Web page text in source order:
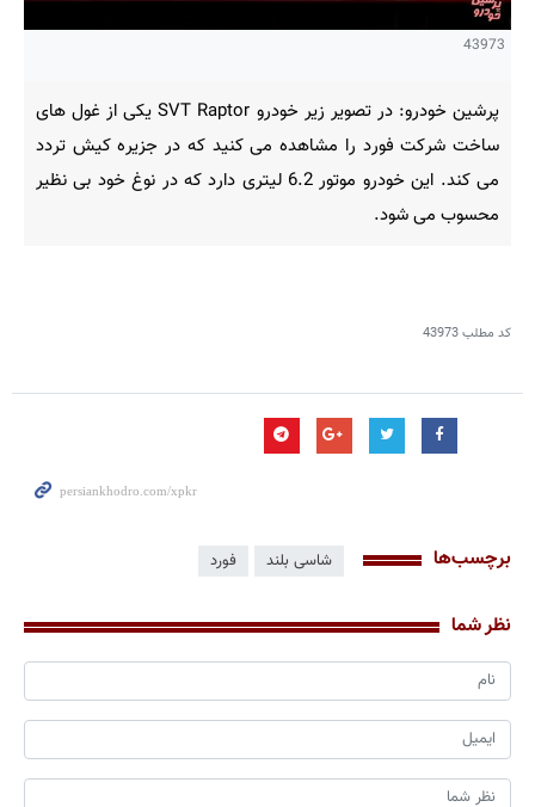
43973
پرشین خودرو: در تصویر زیر خودرو SVT Raptor یکی از غول های
ساخت شرکت فورد را مشاهده می کنید که در جزیره کیش تردد
می کند. این خودرو موتور 6.2 لیتری دارد که در نوغ خود بی نظیر
محسوب می شود.
کد مطلب43973
برچسب‌ها شاسی بلند فورد
نظر شما